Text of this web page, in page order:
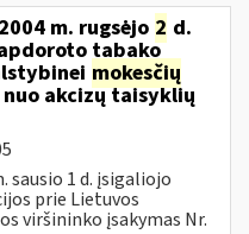
m. rugsėjo 2 d.
tabako
mokesčių
akcizų taisyklių
sausio 1 d. įsigaliojo
prie Lietuvos
viršininko įsakymas Nr.